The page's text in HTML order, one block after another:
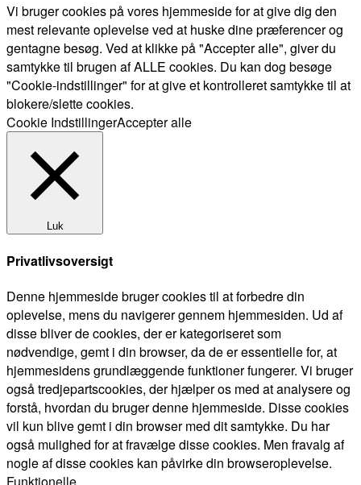
Vi bruger cookies på vores hjemmeside for at give dig den
mest relevante oplevelse ved at huske dine præferencer og
gentagne besøg. Ved at klikke på "Accepter alle", giver du
samtykke til brugen af ALLE cookies. Du kan dog besøge
"Cookie-indstillinger" for at give et kontrolleret samtykke til at
blokere/slette cookies.
Cookie IndstillingerAccepter alle
Luk
Privatlivsoversigt
Denne hjemmeside bruger cookies til at forbedre din
oplevelse, mens du navigerer gennem hjemmesiden. Ud af
disse bliver de cookies, der er kategoriseret som
nødvendige, gemt i din browser, da de er essentielle for, at
hjemmesidens grundlæggende funktioner fungerer. Vi bruger
også tredjepartscookies, der hjælper os med at analysere og
forstå, hvordan du bruger denne hjemmeside. Disse cookies
vil kun blive gemt i din browser med dit samtykke. Du har
også mulighed for at fravælge disse cookies. Men fravalg af
nogle af disse cookies kan påvirke din browseroplevelse.